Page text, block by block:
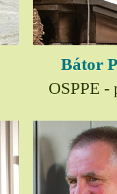
Bátor
OSPPE -